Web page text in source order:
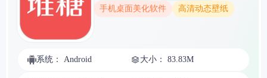
手机桌面美化软件
高清动态壁纸
系统： Android 大小： 83.83M